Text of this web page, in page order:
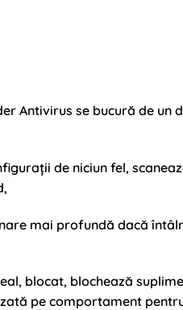
Antivirus se bucură de un
de niciun fel,
mai profundă dacă
blocat, blochează
pe comportament